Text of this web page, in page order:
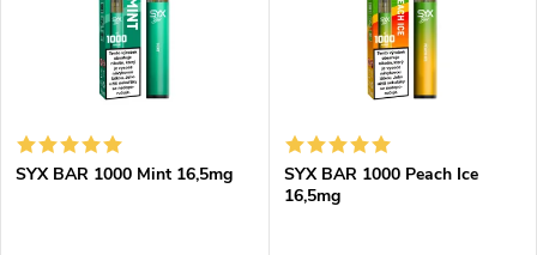
í
p
Abecedně
s
SYX BAR 1000 Mint 16,5mg
SYX BAR 1000 Peach Ice
16,5mg